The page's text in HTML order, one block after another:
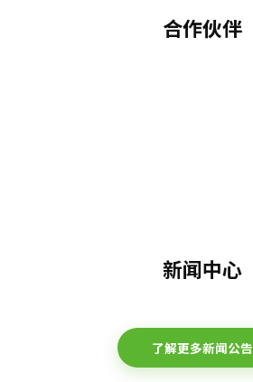
合作伙伴
新闻中心
了解更多新闻公告